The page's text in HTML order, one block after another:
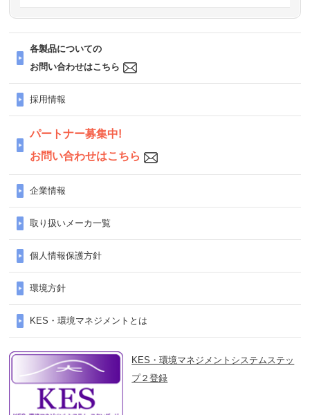
各製品についての
お問い合わせはこちら
採用情報
パートナー募集中!
お問い合わせはこちら
企業情報
取り扱いメーカ一覧
個人情報保護方針
環境方針
KES・環境マネジメントとは
KES・環境マネジメントシステムステッ
プ２登録